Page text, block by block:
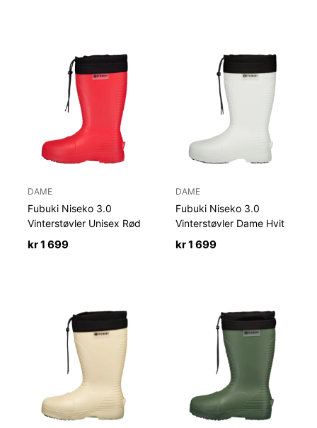
DAME
Fubuki Niseko 3.0
Vinterstøvler Unisex Rød
kr1 699
DAME
Fubuki Niseko 3.0
Vinterstøvler Dame Hvit
kr1 699